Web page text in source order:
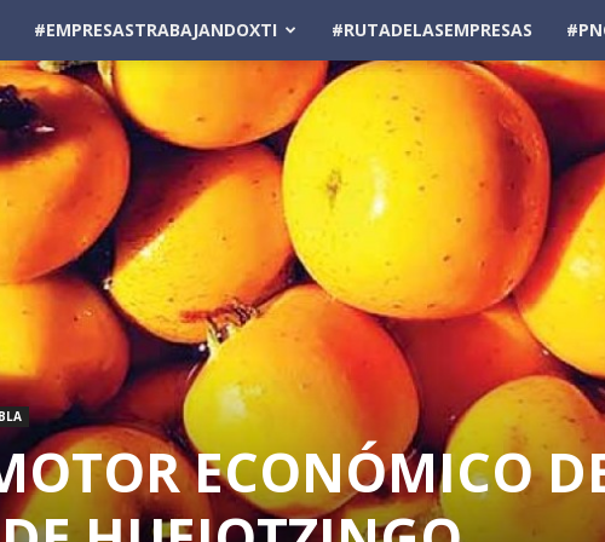
#EMPRESASTRABAJANDOXTI #RUTADELASEMPRESAS
ECONÓMICO